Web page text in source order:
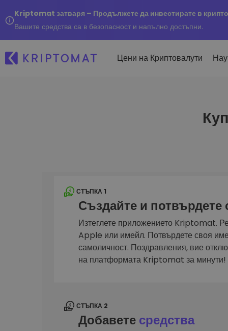
Kriptomat затваря – Продължете да инвестирате в
Вашите средства са в безопасност и напълно достъпни.
Цени на Криптовалути
Купуване и
в криптовалути
Kriptomat Портфейл
Сигурен и опростен
криптовалута
Инвестиционен
Намери своята крипто
СТЪПКА 1
Създайте и потвърдете
Изтеглете приложението Kriptomat.
Apple или имейл. Потвърдете своя
самоличност. Поздравления, вие
на платформата Kriptomat за минути!
СТЪПКА 2
Добавете средства